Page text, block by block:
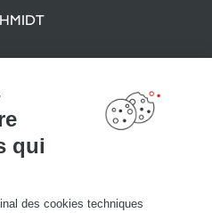
qui
des cookies techniques